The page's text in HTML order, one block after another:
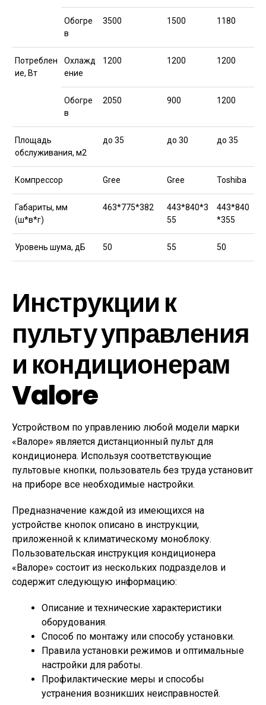
Обогре
в
3500 1500 1180
Потреблен
ие, Вт
Охлажд
ение
1200 1200 1200
Обогре
в
2050 900 1200
Площадь
обслуживания, м2
до 35 до 30 до 35
Компрессор Gree Gree Toshiba
Габариты, мм
(ш*в*г)
463*775*382
443*840*3
55
443*840
*355
Уровень шума, дБ 50 55 50
Инструкции к
пульту управления
и кондиционерам
Valore
Устройством по управлению любой модели марки
«Валоре» является дистанционный пульт для
кондиционера. Используя соответствующие
пультовые кнопки, пользователь без труда установит
на приборе все необходимые настройки.
Предназначение каждой из имеющихся на
устройстве кнопок описано в инструкции,
приложенной к климатическому моноблоку.
Пользовательская инструкция кондиционера
«Валоре» состоит из нескольких подразделов и
содержит следующую информацию:
Описание и технические характеристики
оборудования.
Способ по монтажу или способу установки.
Правила установки режимов и оптимальные
настройки для работы.
Профилактические меры и способы
устранения возникших неисправностей.